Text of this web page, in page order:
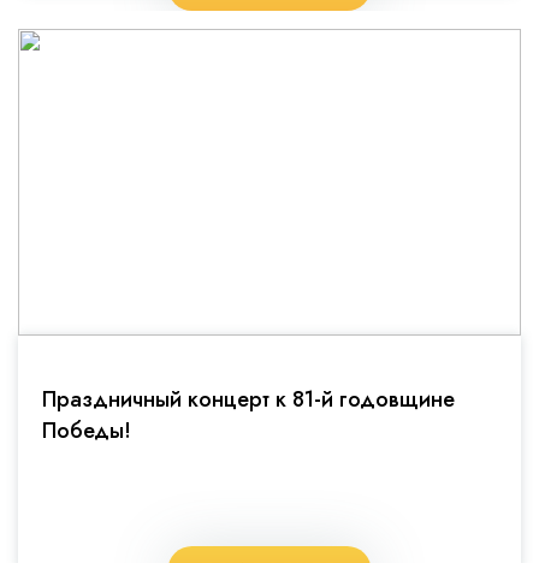
Праздничный концерт к 81-й годовщине
Победы!